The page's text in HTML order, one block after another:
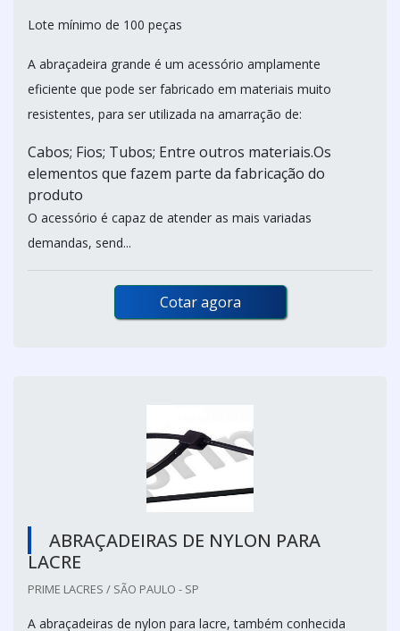
Lote mínimo de 100 peças
A abraçadeira grande é um acessório amplamente
eficiente que pode ser fabricado em materiais muito
resistentes, para ser utilizada na amarração de:
Cabos; Fios; Tubos; Entre outros materiais.Os
elementos que fazem parte da fabricação do
produto
O acessório é capaz de atender as mais variadas
demandas, send...
Cotar agora
ABRAÇADEIRAS DE NYLON PARA
LACRE
PRIME LACRES / SÃO PAULO - SP
A abraçadeiras de nylon para lacre, também conhecida